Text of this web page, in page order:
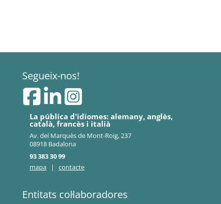
Segueix-nos!
La pública d'idiomes: alemany, anglès,
català, francès i italià
Av. del Marquès de Mont-Roig, 237
08918 Badalona
93 383 30 99
mapa
| contacte
Entitats col·laboradores